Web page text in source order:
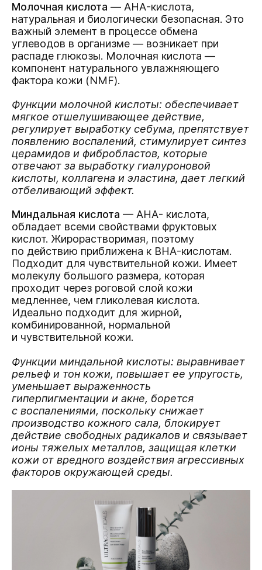
Молочная кислота — AHA-кислота,
натуральная и биологически безопасная. Это
важный элемент в процессе обмена
углеводов в организме — возникает при
распаде глюкозы. Молочная кислота —
компонент натурального увлажняющего
фактора кожи (NMF).
Функции молочной кислоты: обеспечивает
мягкое отшелушивающее действие,
регулирует выработку себума, препятствует
появлению воспалений, стимулирует синтез
церамидов и фибробластов, которые
отвечают за выработку гиалуроновой
кислоты, коллагена и эластина, дает легкий
отбеливающий эффект.
Миндальная кислота — АНА- кислота,
обладает всеми свойствами фруктовых
кислот. Жирорастворимая, поэтому
по действию приближена к BHA-кислотам.
Подходит для чувствительной кожи. Имеет
молекулу большого размера, которая
проходит через роговой слой кожи
медленнее, чем гликолевая кислота.
Идеально подходит для жирной,
комбинированной, нормальной
и чувствительной кожи.
Функции миндальной кислоты: выравнивает
рельеф и тон кожи, повышает ее упругость,
уменьшает выраженность
гиперпигментации и акне, борется
с воспалениями, поскольку снижает
производство кожного сала, блокирует
действие свободных радикалов и связывает
ионы тяжелых металлов, защищая клетки
кожи от вредного воздействия агрессивных
факторов окружающей среды.